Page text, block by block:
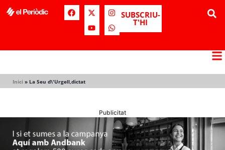
SUBSCRIU-
T'HI
Inici » La Seu d\'Urgell,dictat
Publicitat